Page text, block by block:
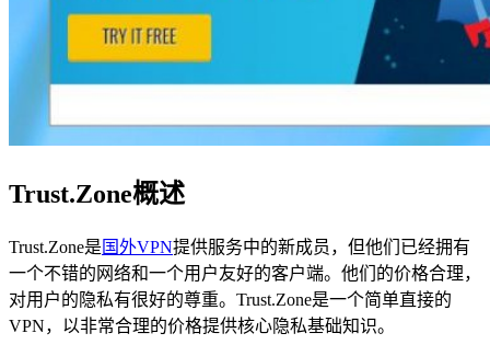
Trust.Zone概述
Trust.Zone是 国外VPN提供服务中的新成员，但他们已经拥有
一个不错的网络和一个用户友好的客户端。他们的价格合理，
对用户的隐私有很好的尊重。Trust.Zone是一个简单直接的
VPN，以非常合理的价格提供核心隐私基础知识。